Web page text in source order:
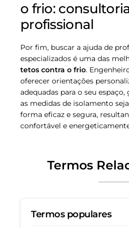
o frio:
profissional
Por fim, buscar a ajuda de
especializados é uma das
tetos contra o frio.
oferecer orientações
adequadas para o seu
as medidas de isolamento
forma eficaz e segura,
confortável e
Termos
Termos populares